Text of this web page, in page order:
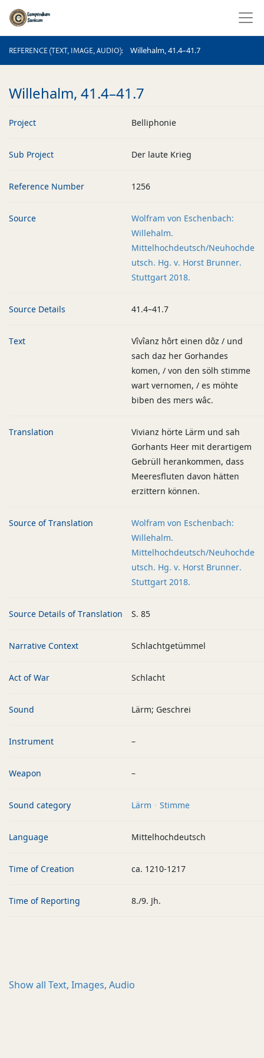
REFERENCE (TEXT, IMAGE, AUDIO) Willehalm, 41.4–41.7
REFERENCE (TEXT, IMAGE, AUDIO)
Willehalm, 41.4–41.7
Project Belliphonie
Sub Project Der laute Krieg
Reference Number 1256
Source
Wolfram von Eschenbach:
Willehalm.
Mittelhochdeutsch/Neuhochde
utsch. Hg. v. Horst Brunner.
Stuttgart 2018.
Source Details 41.4–41.7
Text
Vîvîanz hôrt einen dôz / und
sach daz her Gorhandes
komen, / von den sölh stimme
wart vernomen, / es möhte
biben des mers wâc.
Translation
Vivianz hörte Lärm und sah
Gorhants Heer mit derartigem
Gebrüll herankommen, dass
Meeresfluten davon hätten
erzittern können.
Source of Translation
Wolfram von Eschenbach:
Willehalm.
Mittelhochdeutsch/Neuhochde
utsch. Hg. v. Horst Brunner.
Stuttgart 2018.
Source Details of Translation S. 85
Narrative Context Schlachtgetümmel
Act of War Schlacht
Sound Lärm; Geschrei
Instrument –
Weapon –
Sound category Lärm Stimme
Language Mittelhochdeutsch
Time of Creation ca. 1210-1217
Time of Reporting 8./9. Jh.
Show all Text, Images, Audio